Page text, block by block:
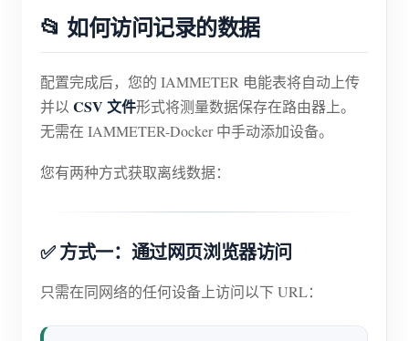
📂 如何访问记录的数据
配置完成后，您的 IAMMETER 电能表将自动上传
并以 CSV 文件形式将测量数据保存在路由器上。
无需在 IAMMETER-Docker 中手动添加设备。
您有两种方式获取离线数据：
✅ 方式一：通过网页浏览器访问
只需在同网络的任何设备上访问以下 URL：